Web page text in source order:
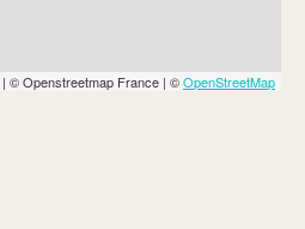
| © Openstreetmap France | ©OpenStreetMap